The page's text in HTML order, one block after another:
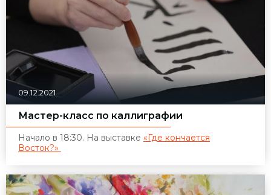
09.12.2021
Мастер-класс по каллиграфии
Начало в 18:30. На выставке «Где кончается
Восток?»